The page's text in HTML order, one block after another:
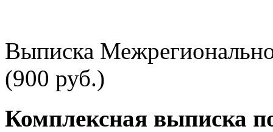
Выписка
(900 руб.)
Комплексная выписка